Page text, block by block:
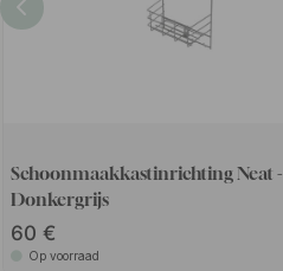
Schoonmaakkastinrichting Neat -
Donkergrijs
60
Op voorraad